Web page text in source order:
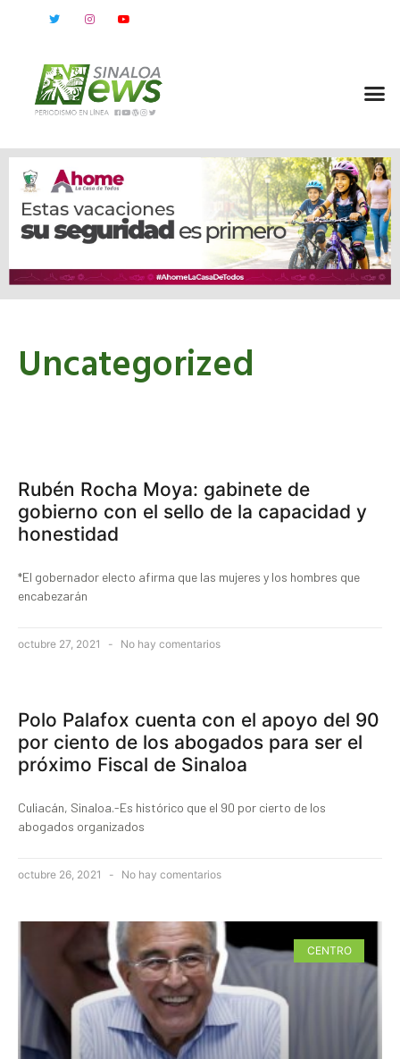
Uncategorized
Rubén Rocha Moya: gabinete de
gobierno con el sello de la capacidad y
honestidad
*El gobernador electo afirma que las mujeres y los hombres que
encabezarán
octubre 27, 2021 No hay comentarios
Polo Palafox cuenta con el apoyo del 90
por ciento de los abogados para ser el
próximo Fiscal de Sinaloa
Culiacán, Sinaloa.-Es histórico que el 90 por cierto de los
abogados organizados
octubre 26, 2021 No hay comentarios
CENTRO